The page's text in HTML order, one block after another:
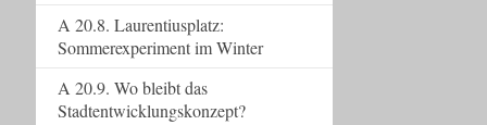
A 20.8. Laurentiusplatz:
Sommerexperiment im Winter
A 20.9. Wo bleibt das
Stadtentwicklungskonzept?